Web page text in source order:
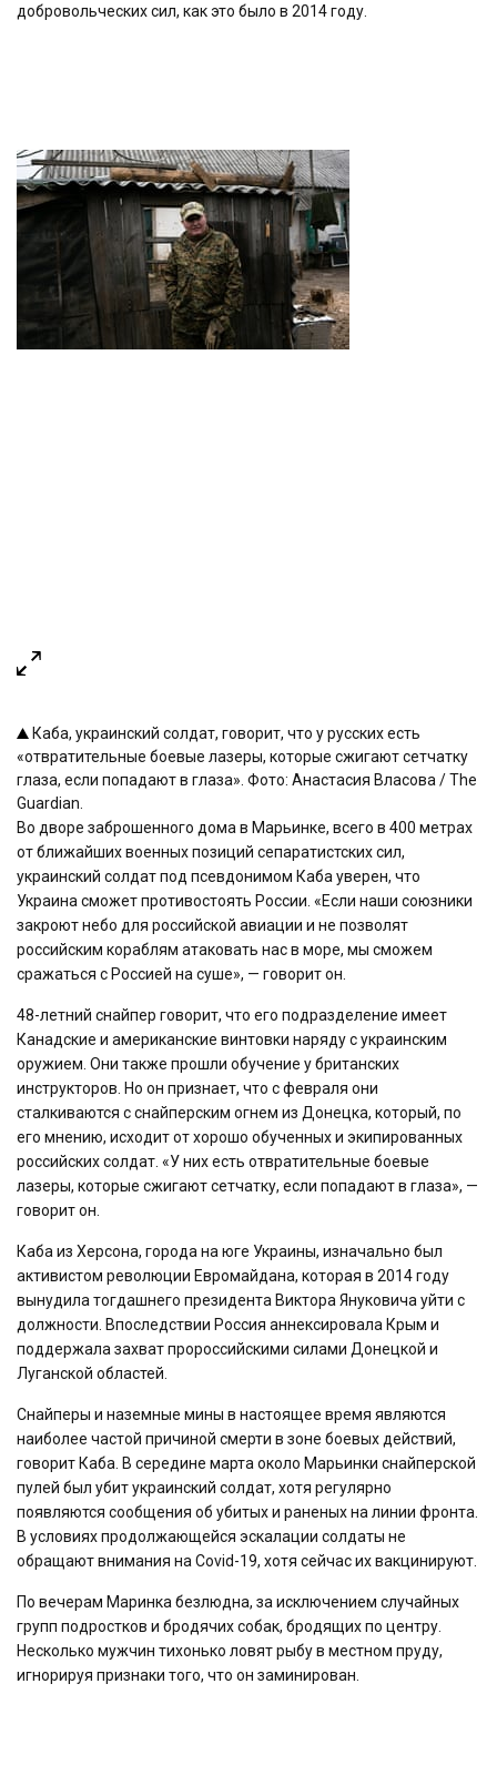
добровольческих сил, как это было в 2014 году.
Каба, украинский солдат, говорит, что у русских есть
«отвратительные боевые лазеры, которые сжигают сетчатку
глаза, если попадают в глаза». Фото: Анастасия Власова / The
Guardian.
Во дворе заброшенного дома в Марьинке, всего в 400 метрах
от ближайших военных позиций сепаратистских сил,
украинский солдат под псевдонимом Каба уверен, что
Украина сможет противостоять России. «Если наши союзники
закроют небо для российской авиации и не позволят
российским кораблям атаковать нас в море, мы сможем
сражаться с Россией на суше», — говорит он.
48-летний снайпер говорит, что его подразделение имеет
Канадские и американские винтовки наряду с украинским
оружием. Они также прошли обучение у британских
инструкторов. Но он признает, что с февраля они
сталкиваются с снайперским огнем из Донецка, который, по
его мнению, исходит от хорошо обученных и экипированных
российских солдат. «У них есть отвратительные боевые
лазеры, которые сжигают сетчатку, если попадают в глаза», —
говорит он.
Каба из Херсона, города на юге Украины, изначально был
активистом революции Евромайдана, которая в 2014 году
вынудила тогдашнего президента Виктора Януковича уйти с
должности. Впоследствии Россия аннексировала Крым и
поддержала захват пророссийскими силами Донецкой и
Луганской областей.
Снайперы и наземные мины в настоящее время являются
наиболее частой причиной смерти в зоне боевых действий,
говорит Каба. В середине марта около Марьинки снайперской
пулей был убит украинский солдат, хотя регулярно
появляются сообщения об убитых и раненых на линии фронта.
В условиях продолжающейся эскалации солдаты не
обращают внимания на Covid-19, хотя сейчас их вакцинируют.
По вечерам Маринка безлюдна, за исключением случайных
групп подростков и бродячих собак, бродящих по центру.
Несколько мужчин тихонько ловят рыбу в местном пруду,
игнорируя признаки того, что он заминирован.